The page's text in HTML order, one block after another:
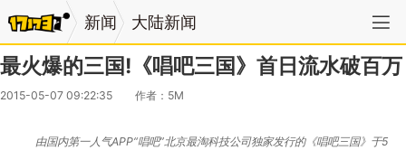
新闻 大陆新闻
最火爆的三国!《唱吧三国》首日流水破百万
2015-05-07 09:22:35 作者：5M
由国内第一人气APP“唱吧”北京最淘科技公司独家发行的《唱吧三国》于5